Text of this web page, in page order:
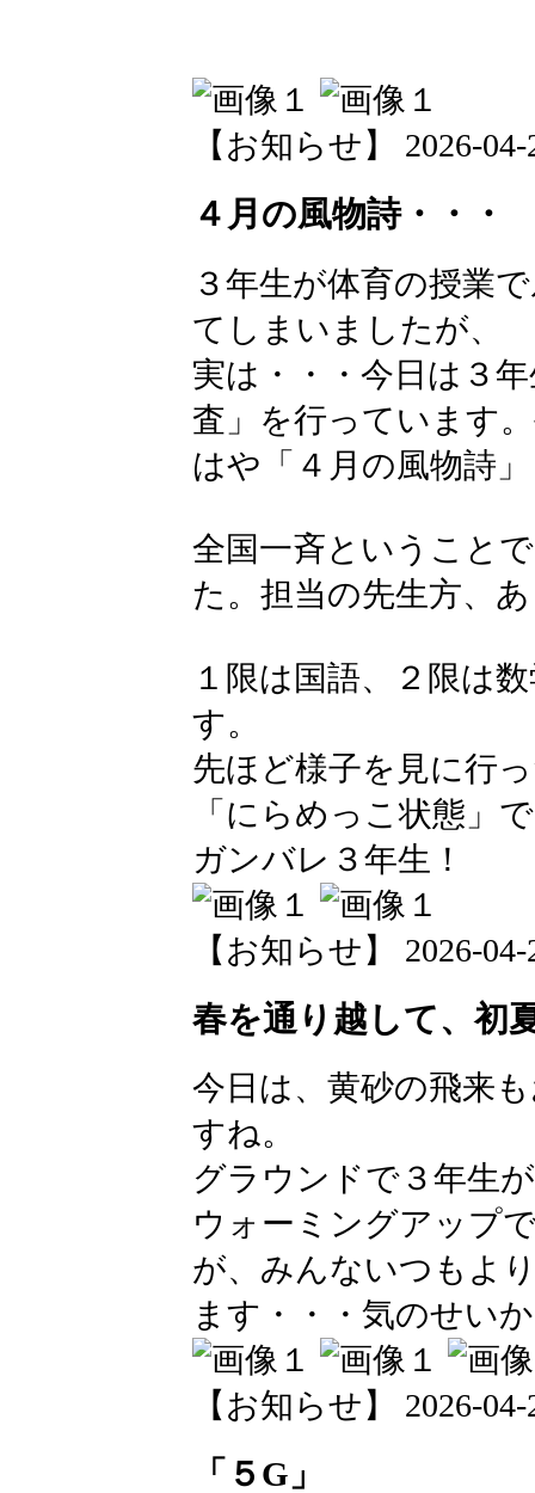
【お知らせ】 2026-
４月の風物詩・・・
３年生が体育の授業
てしまいましたが、
実は・・・今日は３
査」を行っています
はや「４月の風物詩
全国一斉ということ
た。担当の先生方、
１限は国語、２限は
す。
先ほど様子を見に行
「にらめっこ状態」
ガンバレ３年生！
【お知らせ】 2026-
春を通り越して、
今日は、黄砂の飛来
すね。
グラウンドで３年生
ウォーミングアップ
が、みんないつもよ
ます・・・気のせい
【お知らせ】 2026-
「５G」